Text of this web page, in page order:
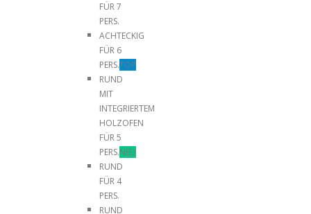
FÜR 7
PERS.
ACHTECKIG
FÜR 6
PERS.TOP
RUND
MIT
INTEGRIERTEM
HOLZOFEN
FÜR 5
PERS.NEU
RUND
FÜR 4
PERS.
RUND